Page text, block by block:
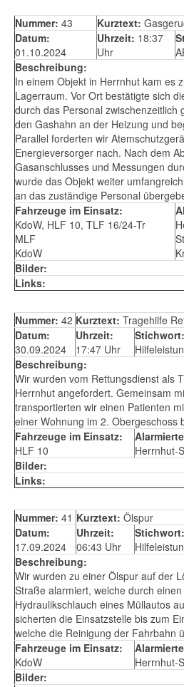
Nummer: 43 Kurztext:
Datum:
01.10.2024
Uhrzeit: 18:37
Uhr
Beschreibung:
In einem Objekt in Herrnhut kam es
Lagerraum. Vor Ort bestätigte sich
durch das Personal zwischenzeitlich
den Gashahn an der Heizung und
Parallel forderten wir
Energieversorger nach. Nach dem
Gasanschlusses und Messungen
wurde das Objekt weiter
an das zuständige Personal
Fahrzeuge im Einsatz:
KdoW, HLF 10, TLF 16/24-Tr
MLF
KdoW
Bilder:
Links:
Nummer: 42 Kurztext: Tragehilfe
Datum:
30.09.2024
Uhrzeit:
17:47 Uhr
Stichwort:
Beschreibung:
Wir wurden vom Rettungsdienst als
Herrnhut angefordert. Gemeinsam
transportierten wir einen Patienten
einer Wohnung im 2. Obergeschoss
Fahrzeuge im Einsatz:
HLF 10
Herrnhut-
Bilder:
Links:
Nummer: 41 Kurztext: Ölspur
Datum:
17.09.2024
Uhrzeit:
06:43 Uhr
Stichwort:
Beschreibung:
Wir wurden zu einer Ölspur auf der
Straße alarmiert, welche durch
Hydraulikschlauch eines Müllautos
sicherten die Einsatzstelle bis zum
welche die Reinigung der Fahrbahn
Fahrzeuge im Einsatz:
KdoW
Herrnhut-
Bilder: